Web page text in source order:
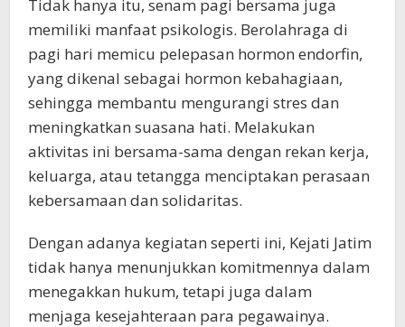
Tidak hanya itu, senam pagi bersama juga
memiliki manfaat psikologis. Berolahraga di
pagi hari memicu pelepasan hormon endorfin,
yang dikenal sebagai hormon kebahagiaan,
sehingga membantu mengurangi stres dan
meningkatkan suasana hati. Melakukan
aktivitas ini bersama-sama dengan rekan kerja,
keluarga, atau tetangga menciptakan perasaan
kebersamaan dan solidaritas.
Dengan adanya kegiatan seperti ini, Kejati Jatim
tidak hanya menunjukkan komitmennya dalam
menegakkan hukum, tetapi juga dalam
menjaga kesejahteraan para pegawainya.